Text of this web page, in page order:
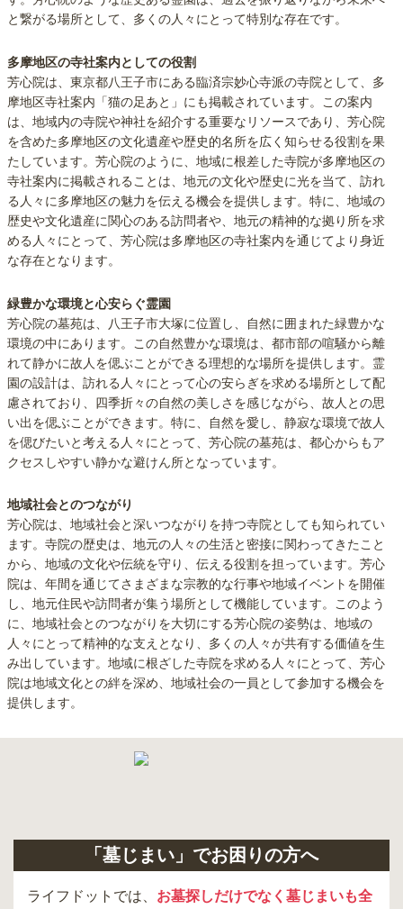
と繋がる場所として、多くの人々にとって特別な存在です。
多摩地区の寺社案内としての役割
芳心院は、東京都八王子市にある臨済宗妙心寺派の寺院として、多
摩地区寺社案内「猫の足あと」にも掲載されています。この案内
は、地域内の寺院や神社を紹介する重要なリソースであり、芳心院
を含めた多摩地区の文化遺産や歴史的名所を広く知らせる役割を果
たしています。芳心院のように、地域に根差した寺院が多摩地区の
寺社案内に掲載されることは、地元の文化や歴史に光を当て、訪れ
る人々に多摩地区の魅力を伝える機会を提供します。特に、地域の
歴史や文化遺産に関心のある訪問者や、地元の精神的な拠り所を求
める人々にとって、芳心院は多摩地区の寺社案内を通じてより身近
な存在となります。
緑豊かな環境と心安らぐ霊園
芳心院の墓苑は、八王子市大塚に位置し、自然に囲まれた緑豊かな
環境の中にあります。この自然豊かな環境は、都市部の喧騒から離
れて静かに故人を偲ぶことができる理想的な場所を提供します。霊
園の設計は、訪れる人々にとって心の安らぎを求める場所として配
慮されており、四季折々の自然の美しさを感じながら、故人との思
い出を偲ぶことができます。特に、自然を愛し、静寂な環境で故人
を偲びたいと考える人々にとって、芳心院の墓苑は、都心からもア
クセスしやすい静かな避けん所となっています。
地域社会とのつながり
芳心院は、地域社会と深いつながりを持つ寺院としても知られてい
ます。寺院の歴史は、地元の人々の生活と密接に関わってきたこと
から、地域の文化や伝統を守り、伝える役割を担っています。芳心
院は、年間を通じてさまざまな宗教的な行事や地域イベントを開催
し、地元住民や訪問者が集う場所として機能しています。このよう
に、地域社会とのつながりを大切にする芳心院の姿勢は、地域の
人々にとって精神的な支えとなり、多くの人々が共有する価値を生
み出しています。地域に根ざした寺院を求める人々にとって、芳心
院は地域文化との絆を深め、地域社会の一員として参加する機会を
提供します。
「墓じまい」でお困りの方へ
ライフドットでは、 お墓探しだけでなく墓じまいも全